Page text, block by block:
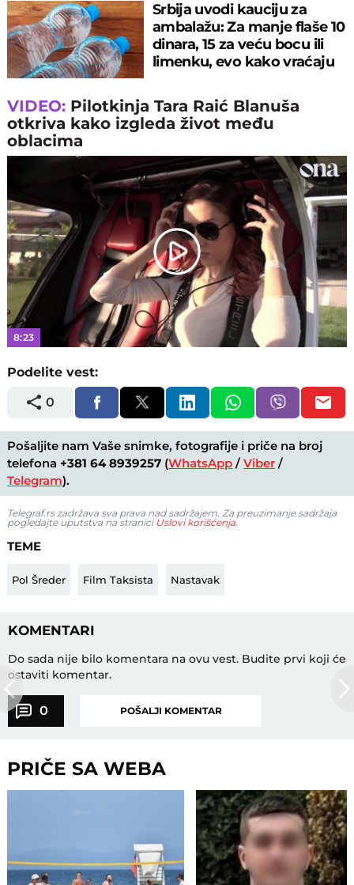
Srbija uvodi kauciju za
ambalažu: Za manje flaše 10
dinara, 15 za veću bocu ili
limenku, evo kako vraćaju
VIDEO: Pilotkinja Tara Raić Blanuša
otkriva kako izgleda život među
oblacima
Play
Video
8:23
Podelite vest:
0
Pošaljite nam Vaše snimke, fotografije i priče na broj
telefona +381 64 8939257 (WhatsApp /Viber /
Telegram).
Telegraf.rs zadržava sva prava nad sadržajem. Za preuzimanje sadržaja
pogledajte uputstva na stranici Uslovi korišćenja.
TEME
Pol Šreder Film Taksista Nastavak
KOMENTARI
Do sada nije bilo komentara na ovu vest. Budite prvi koji će
ostaviti komentar.
0 POŠALJI KOMENTAR
PRIČE SA WEBA